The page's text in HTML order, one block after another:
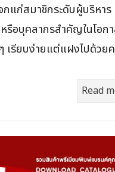
กแก่สมาชิกระดับผู้บริหาร
รือบุคลากรสำคัญในโอก
เรียบง่ายแต่แฝงไปด้วย
Read